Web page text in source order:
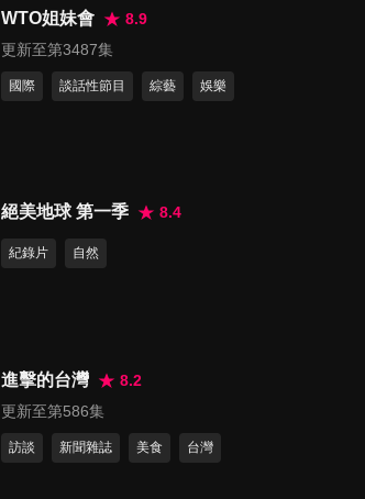
幫？！幫忙也有各國禁區
第1372集 混血寶寶好Q萌！最
第1373集 寶貝你什麼都好！怎
47
第1375集 挑嘴的老外都說讚！
台灣各地伴手禮超厲害！
WTO姐妹會
8.9
更新至第3487集
國際 談話性節目 綜藝 娛樂
絕美地球 第一季 8.4
紀錄片 自然
進擊的台灣
8.2
更新至第586集
訪談 新聞雜誌 美食 台灣